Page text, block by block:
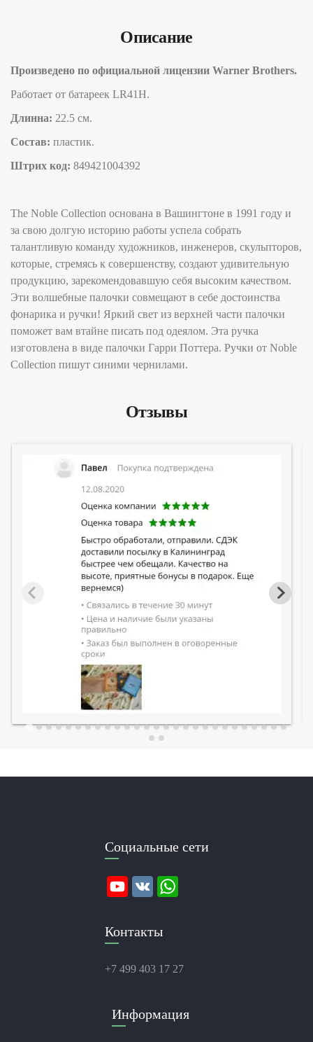
Описание
Произведено по официальной лицензии Warner Brothers.
Работает от батареек LR41H.
Длинна: 22.5 см.
Состав: пластик.
Штрих код: 849421004392
The Noble Collection основана в Вашингтоне в 1991 году и
за свою долгую историю работы успела собрать
талантливую команду художников, инженеров, скульпторов,
которые, стремясь к совершенству, создают удивительную
продукцию, зарекомендовавшую себя высоким качеством.
Эти волшебные палочки совмещают в себе достоинства
фонарика и ручки! Яркий свет из верхней части палочки
поможет вам втайне писать под одеялом. Эта ручка
изготовлена в виде палочки Гарри Поттера. Ручки от Noble
Collection пишут синими чернилами.
Отзывы
Социальные сети
Контакты
+7 499 403 17 27
Информация